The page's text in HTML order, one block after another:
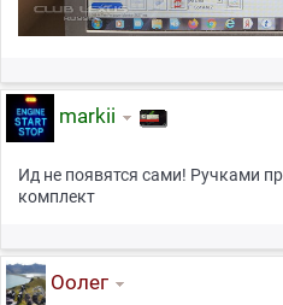
markii
Ид не появятся сами! Ручками
комплект
Оолег